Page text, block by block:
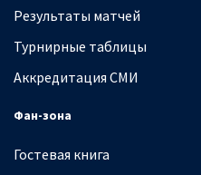
Результаты матчей
Турнирные таблицы
Аккредитация СМИ
Фан-зона
Гостевая книга